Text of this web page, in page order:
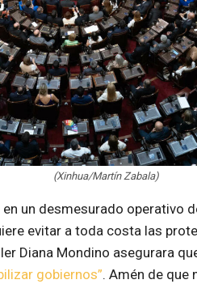
(Xinhua/Martín Zabala)
un desmesurado operativo
evitar a toda costa las
Diana Mondino asegurara
gobiernos”. Amén de que